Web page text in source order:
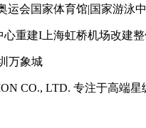
会国家体育馆|国家游泳中
重建I上海虹桥机场改建整
万象城
CO., LTD. 专注于高端